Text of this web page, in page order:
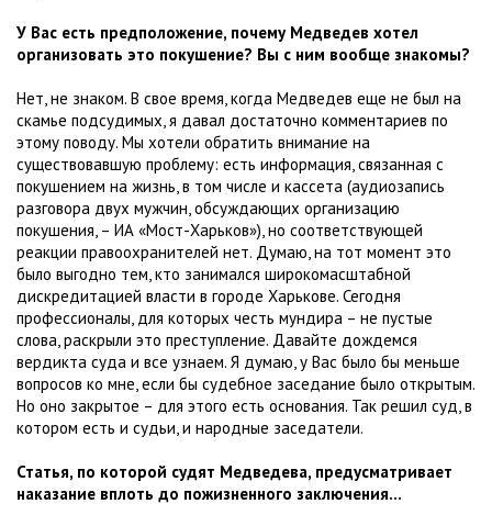
У Вас есть предположение, почему Медведев хотел
организовать это покушение? Вы с ним вообще знакомы?
Нет, не знаком. В свое время, когда Медведев еще не был на
скамье подсудимых, я давал достаточно комментариев по
этому поводу. Мы хотели обратить внимание на
существовавшую проблему: есть информация, связанная с
покушением на жизнь, в том числе и кассета (аудиозапись
разговора двух мужчин, обсуждающих организацию
покушения, – ИА «Мост-Харьков»), но соответствующей
реакции правоохранителей нет. Думаю, на тот момент это
было выгодно тем, кто занимался широкомасштабной
дискредитацией власти в городе Харькове. Сегодня
профессионалы, для которых честь мундира – не пустые
слова, раскрыли это преступление. Давайте дождемся
вердикта суда и все узнаем. Я думаю, у Вас было бы меньше
вопросов ко мне, если бы судебное заседание было открытым.
Но оно закрытое – для этого есть основания. Так решил суд, в
котором есть и судьи, и народные заседатели.
Статья, по которой судят Медведева, предусматривает
наказание вплоть до пожизненного заключения…